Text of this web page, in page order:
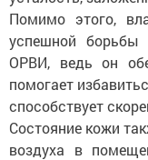
Помимо этого,
успешной борьбы
ОРВИ, ведь он
помогает
способствует
Состояние кожи
воздуха в